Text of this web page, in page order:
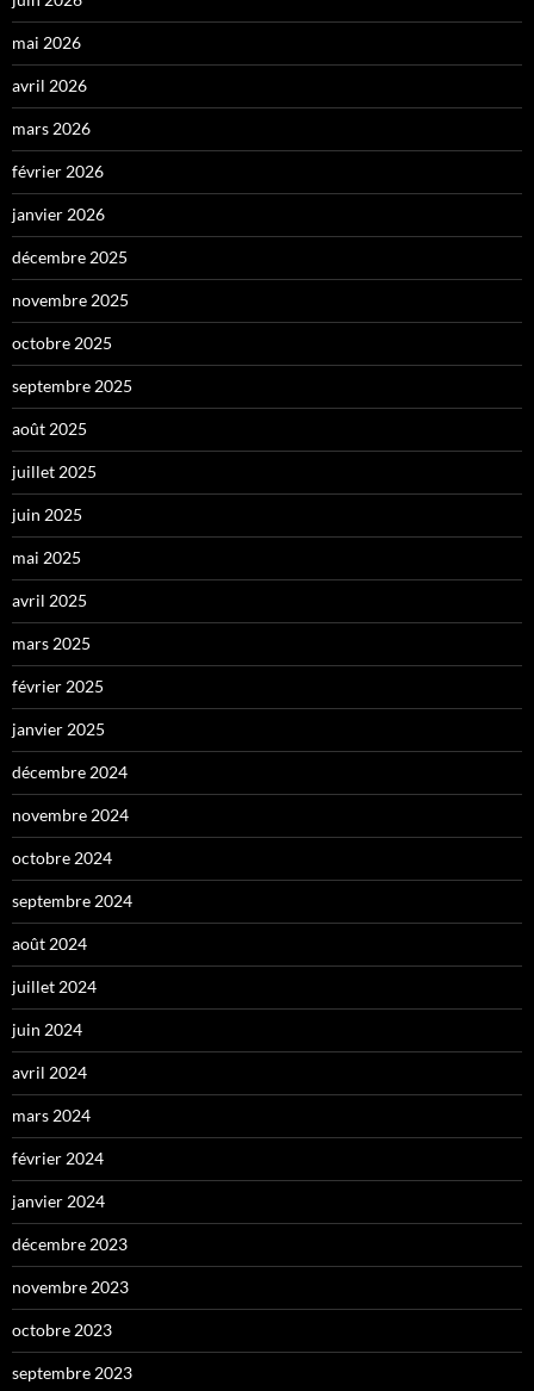
mai 2026
avril 2026
mars 2026
février 2026
janvier 2026
décembre 2025
novembre 2025
octobre 2025
septembre 2025
août 2025
juillet 2025
juin 2025
mai 2025
avril 2025
mars 2025
février 2025
janvier 2025
décembre 2024
novembre 2024
octobre 2024
septembre 2024
août 2024
juillet 2024
juin 2024
avril 2024
mars 2024
février 2024
janvier 2024
décembre 2023
novembre 2023
octobre 2023
septembre 2023